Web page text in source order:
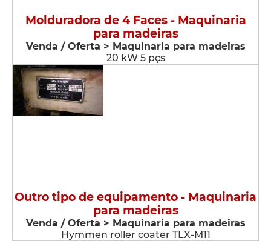
Molduradora de 4 Faces - Maquinaria
para madeiras
Venda / Oferta > Maquinaria para madeiras
20 kW 5 pçs
Outro tipo de equipamento - Maquinaria
para madeiras
Venda / Oferta > Maquinaria para madeiras
Hymmen roller coater TLX-M11